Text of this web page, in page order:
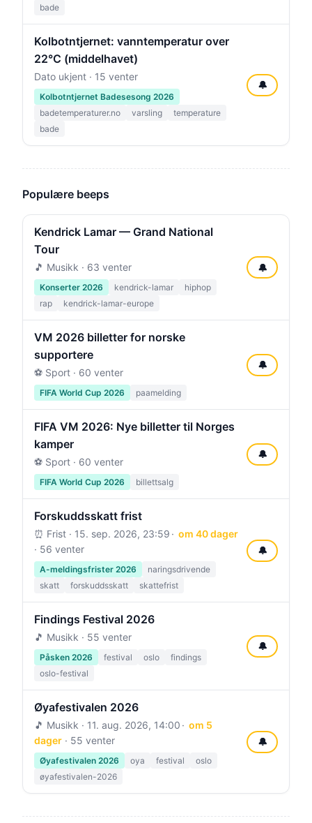
bade
Kolbotntjernet: vanntemperatur over
22°C (middelhavet)
Dato ukjent · 15 venter
Kolbotntjernet Badesesong 2026
badetemperaturer.no
varsling
temperature
bade
🔔
Populære beeps
Kendrick Lamar — Grand National
Tour
🎵 Musikk · 63 venter
Konserter 2026 kendrick-lamar
hiphop
rap
kendrick-lamar-europe
🔔
VM 2026 billetter for norske
supportere
⚽ Sport · 60 venter
FIFA World Cup 2026 paamelding
🔔
FIFA VM 2026: Nye billetter til Norges
kamper
⚽ Sport · 60 venter
FIFA World Cup 2026 billettsalg
🔔
Forskuddsskatt frist
⏰ Frist · 15. sep. 2026, 23:59
om 40 dager
· 56 venter
A-meldingsfrister 2026
naringsdrivende
skatt
forskuddsskatt skattefrist
🔔
Findings Festival 2026
🎵 Musikk · 55 venter
Påsken 2026 festival oslo
findings
oslo-festival
🔔
Øyafestivalen 2026
🎵 Musikk · 11. aug. 2026, 14:00
om 5
dager · 55 venter
Øyafestivalen 2026 oya festival
oslo
øyafestivalen-2026
🔔